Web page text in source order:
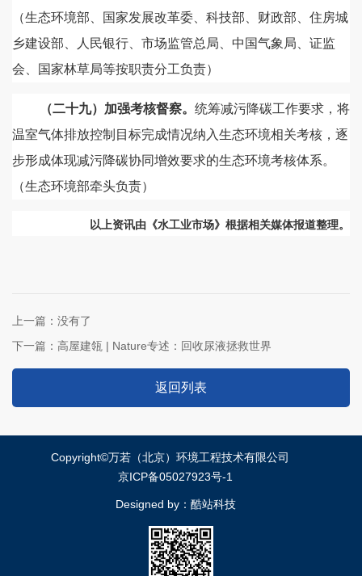
（生态环境部、国家发展改革委、科技部、财政部、住房城
乡建设部、人民银行、市场监管总局、中国气象局、证监
会、国家林草局等按职责分工负责）
（二十九）加强考核督察。 统筹减污降碳工作要求，将
温室气体排放控制目标完成情况纳入生态环境相关考核，逐
步形成体现减污降碳协同增效要求的生态环境考核体系。
（生态环境部牵头负责）
以上资讯由《水工业市场》根据相关媒体报道整理。
上一篇： 没有了
下一篇： 高屋建瓴 | Nature专述：回收尿液拯救世界
返回列表
Copyright©万若（北京）环境工程技术有限公司
京ICP备05027923号-1
Designed by： 酷站科技